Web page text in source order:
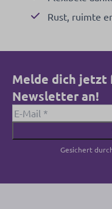
Rust, ruimte
Melde dich jetzt
Newsletter an!
Gesichert